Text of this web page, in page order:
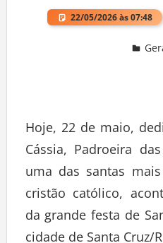
22/05/2026 às 07:48
Hoje, 22 de maio,
Cássia, Padroeira
uma das santas
cristão católico,
da grande festa de